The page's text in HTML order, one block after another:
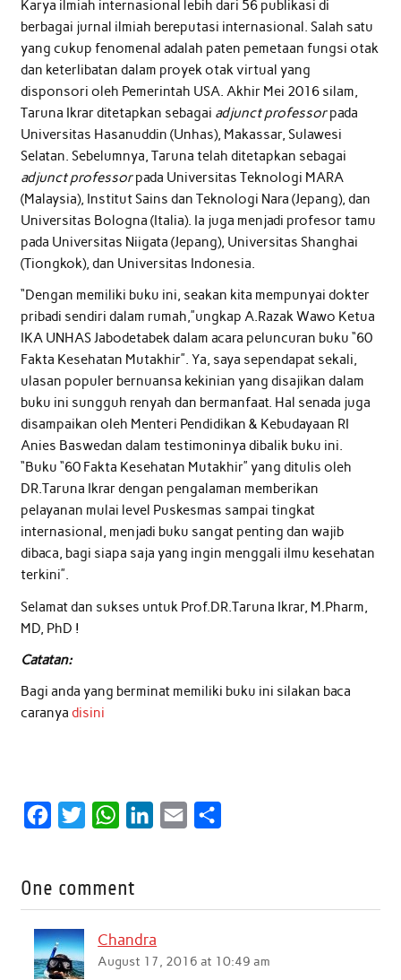
Karya ilmiah internasional lebih dari 56 publikasi di
berbagai jurnal ilmiah bereputasi internasional. Salah satu
yang cukup fenomenal adalah paten pemetaan fungsi otak
dan keterlibatan dalam proyek otak virtual yang
disponsori oleh Pemerintah USA. Akhir Mei 2016 silam,
Taruna Ikrar ditetapkan sebagai adjunct professorpada
Universitas Hasanuddin (Unhas), Makassar, Sulawesi
Selatan. Sebelumnya, Taruna telah ditetapkan sebagai
adjunct professorpada Universitas Teknologi MARA
(Malaysia), Institut Sains dan Teknologi Nara (Jepang), dan
Universitas Bologna (Italia). Ia juga menjadi profesor tamu
pada Universitas Niigata (Jepang), Universitas Shanghai
(Tiongkok), dan Universitas Indonesia.
“Dengan memiliki buku ini, seakan kita mempunyai dokter
pribadi sendiri dalam rumah,”ungkap A.Razak Wawo Ketua
IKA UNHAS Jabodetabek dalam acara peluncuran buku “60
Fakta Kesehatan Mutakhir”. Ya, saya sependapat sekali,
ulasan populer bernuansa kekinian yang disajikan dalam
buku ini sungguh renyah dan bermanfaat. Hal senada juga
disampaikan oleh Menteri Pendidikan & Kebudayaan RI
Anies Baswedan dalam testimoninya dibalik buku ini.
“Buku “60 Fakta Kesehatan Mutakhir” yang ditulis oleh
DR.Taruna Ikrar dengan pengalaman memberikan
pelayanan mulai level Puskesmas sampai tingkat
internasional, menjadi buku sangat penting dan wajib
dibaca, bagi siapa saja yang ingin menggali ilmu kesehatan
terkini”.
Selamat dan sukses untuk Prof.DR.Taruna Ikrar, M.Pharm,
MD, PhD !
Catatan:
Bagi anda yang berminat memiliki buku ini silakan baca
caranya disini
e
o
o
t
W
t
A
d
One comment
Chandra
August 17, 2016 at 10:49 am